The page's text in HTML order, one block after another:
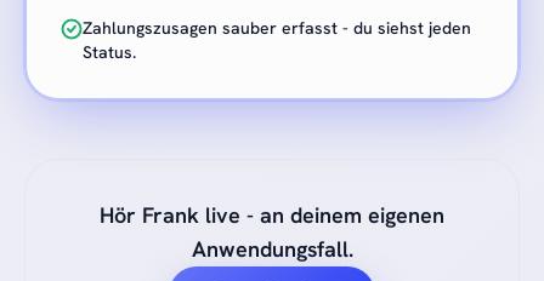
Zahlungszusagen sauber erfasst - du siehst jeden
Status.
Hör Frank live - an deinem eigenen
Anwendungsfall.